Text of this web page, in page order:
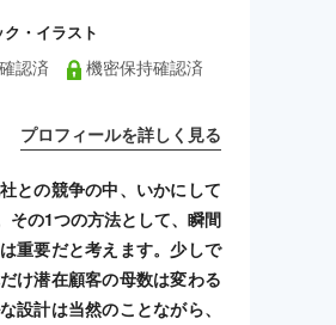
・イラスト
認済 機密保持確認済
プロフィールを詳しく見る
との競争の中、いかにして
その1つの方法として、瞬間
重要だと考えます。少しで
け潜在顧客の母数は変わる
設計は当然のことながら、